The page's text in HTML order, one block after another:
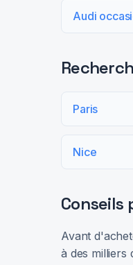
Audi
Paris
Nice
Conseils
Avant
à des milliers